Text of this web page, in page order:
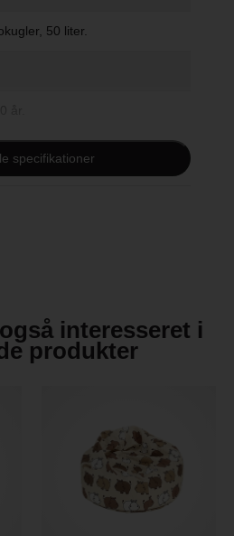
50 liter.
specifikationer
interesseret i
produkter